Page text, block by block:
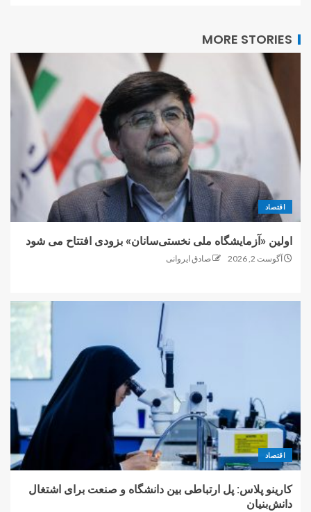
MORE STORIES
اقتصاد
اولین «آزمایشگاه ملی نخستی‌سانان» بزودی افتتاح می شود
آگوست 2, 2026 صادق ایروانی
اقتصاد
کارینو پلاس: پل ارتباطی بین دانشگاه و صنعت برای اشتغال
دانش‌بنیان